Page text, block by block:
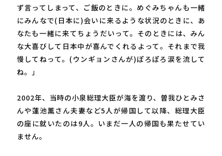
ず言ってしまって、ご飯のときに。めぐみちゃんも一緒
にみんなで(日本に)会いに来るような状況のときに、あ
なたも一緒に来てちょうだいって。そのときには、みん
な大喜びして日本中が喜んでくれるよって。それまで我
慢してねって。(ウンギョンさんが)ぽろぽろ涙を流して
ね。」
2002年、当時の小泉総理大臣が海を渡り、曽我ひとみさ
んや蓮池薫さん夫妻など5人が帰国して以降、総理大臣
の座に就いたのは9人。いまだ一人の帰国も果たせてい
ません。